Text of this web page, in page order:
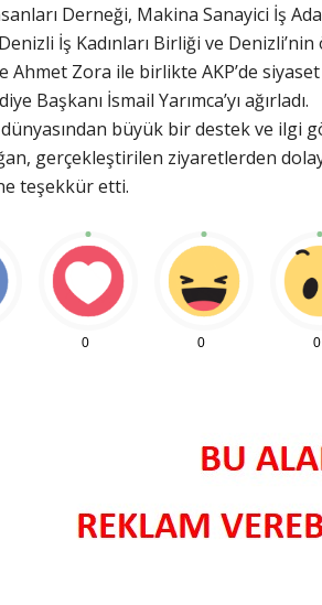
Derneği, Makina Sanayici İş
İş Kadınları Birliği ve
Ahmet Zora ile birlikte AKP’de
Başkanı İsmail Yarımca’yı ağırladı.
büyük bir destek ve ilgi
gerçekleştirilen ziyaretlerden
teşekkür etti.
0 0 0
Şubat - 20 Mart)
Burcunun 07.08.2026 Günlük Yorumu